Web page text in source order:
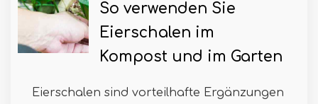
So verwenden Sie
Eierschalen im
Kompost und im Garten
Eierschalen sind vorteilhafte Ergänzungen